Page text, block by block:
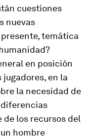
cuestiones
nuevas
temática
en posición
en la
la necesidad de
los recursos del
hombre